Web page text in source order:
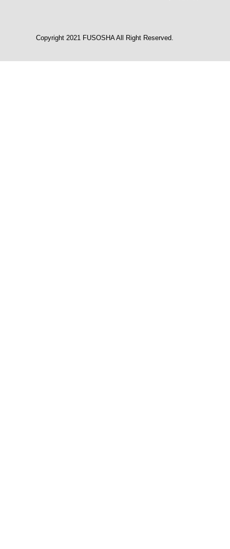
Copyright 2021 FUSOSHA All Right Reserved.